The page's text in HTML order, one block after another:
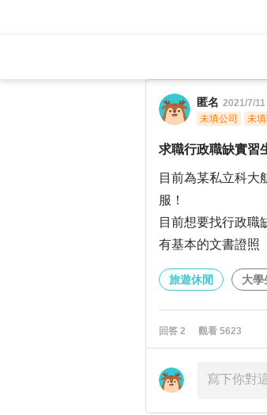
匿名 2021/7/11
未填公司
未
求職行政職缺實習
目前為某私立科大
服！
目前想要找行政
有基本的文書證照
旅遊休閒 大學
回答 2 觀看 5623